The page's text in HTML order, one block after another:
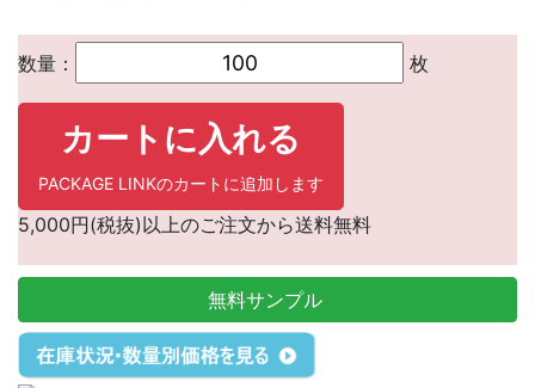
数量： 枚
カートに入れる
PACKAGE LINKのカートに追加します
5,000円(税抜)以上のご注文から送料無料
無料サンプル